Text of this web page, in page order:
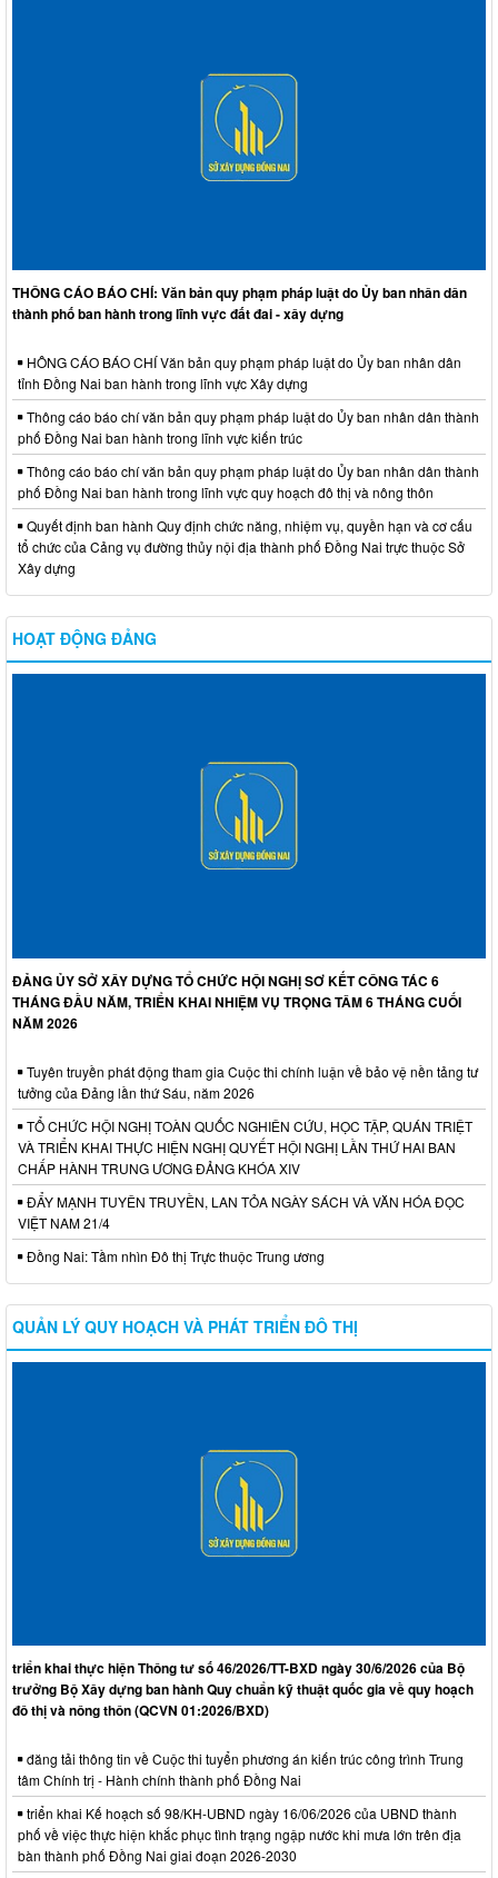
THÔNG CÁO BÁO CHÍ: Văn bản quy phạm pháp luật do Ủy ban nhân dân
thành phố ban hành trong lĩnh vực đất đai - xây dựng
HÔNG CÁO BÁO CHÍ Văn bản quy phạm pháp luật do Ủy ban nhân dân
tỉnh Đồng Nai ban hành trong lĩnh vực Xây dựng
Thông cáo báo chí văn bản quy phạm pháp luật do Ủy ban nhân dân thành
phố Đồng Nai ban hành trong lĩnh vực kiến trúc
Thông cáo báo chí văn bản quy phạm pháp luật do Ủy ban nhân dân thành
phố Đồng Nai ban hành trong lĩnh vực quy hoạch đô thị và nông thôn
Quyết định ban hành Quy định chức năng, nhiệm vụ, quyền hạn và cơ cấu
tổ chức của Cảng vụ đường thủy nội địa thành phố Đồng Nai trực thuộc Sở
Xây dựng
HOẠT ĐỘNG ĐẢNG
ĐẢNG ỦY SỞ XÂY DỰNG TỔ CHỨC HỘI NGHỊ SƠ KẾT CÔNG TÁC 6
THÁNG ĐẦU NĂM, TRIỂN KHAI NHIỆM VỤ TRỌNG TÂM 6 THÁNG CUỐI
NĂM 2026
Tuyên truyền phát động tham gia Cuộc thi chính luận về bảo vệ nền tảng tư
tưởng của Đảng lần thứ Sáu, năm 2026
TỔ CHỨC HỘI NGHỊ TOÀN QUỐC NGHIÊN CỨU, HỌC TẬP, QUÁN TRIỆT
VÀ TRIỂN KHAI THỰC HIỆN NGHỊ QUYẾT HỘI NGHỊ LẦN THỨ HAI BAN
CHẤP HÀNH TRUNG ƯƠNG ĐẢNG KHÓA XIV
ĐẨY MẠNH TUYÊN TRUYỀN, LAN TỎA NGÀY SÁCH VÀ VĂN HÓA ĐỌC
VIỆT NAM 21/4
Đồng Nai: Tầm nhìn Đô thị Trực thuộc Trung ương
QUẢN LÝ QUY HOẠCH VÀ PHÁT TRIỂN ĐÔ THỊ
triển khai thực hiện Thông tư số 46/2026/TT-BXD ngày 30/6/2026 của Bộ
trưởng Bộ Xây dựng ban hành Quy chuẩn kỹ thuật quốc gia về quy hoạch
đô thị và nông thôn (QCVN 01:2026/BXD)
đăng tải thông tin về Cuộc thi tuyển phương án kiến trúc công trình Trung
tâm Chính trị - Hành chính thành phố Đồng Nai
triển khai Kế hoạch số 98/KH-UBND ngày 16/06/2026 của UBND thành
phố về việc thực hiện khắc phục tình trạng ngập nước khi mưa lớn trên địa
bàn thành phố Đồng Nai giai đoạn 2026-2030